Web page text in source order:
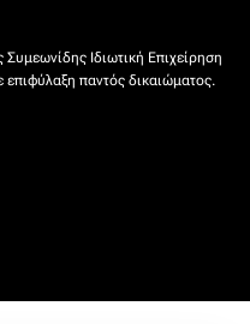
Ιδιωτική Επιχείρηση
παντός δικαιώματος.